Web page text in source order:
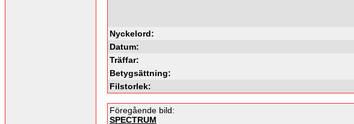
Nyckelord:
Datum:
Träffar:
Betygsättning:
Filstorlek:
Föregående bild:
SPECTRUM